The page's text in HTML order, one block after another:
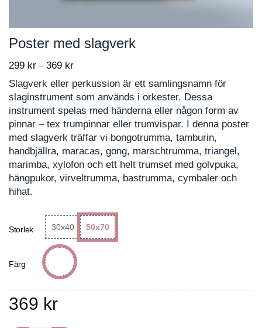
Poster med slagverk
299 kr – 369 krPrice
range:
299 kr
through
369 kr
Slagverk eller perkussion är ett samlingsnamn för
slaginstrument som används i orkester. Dessa
instrument spelas med händerna eller någon form av
pinnar – tex trumpinnar eller trumvispar. I denna poster
med slagverk träffar vi bongotrumma, tamburin,
handbjällra, maracas, gong, marschtrumma, triangel,
marimba, xylofon och ett helt trumset med golvpuka,
hängpukor, virveltrumma, bastrumma, cymbaler och
hihat.
Storlek 30x40 50x70
Färg
369 kr